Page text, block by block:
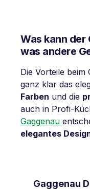
Was kann der
was andere
Die Vorteile beim
ganz klar das
Farben und die
auch in Profi-
Gaggenau
elegantes
Gaggenau